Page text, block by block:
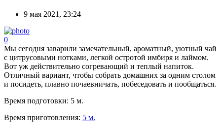
9 мая 2021, 23:24
0
Мы сегодня заварили замечательный, ароматный, уютный чай
с цитрусовыми нотками, легкой остротой имбиря и лаймом.
Вот уж действительно согревающий и теплый напиток.
Отличный вариант, чтобы собрать домашних за одним столом
и посидеть, плавно почаевничать, побеседовать и пообщаться.
Время подготовки: 5 м.
Время приготовления: 5 м.